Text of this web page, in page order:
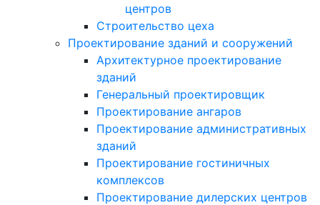
центров
Строительство цеха
Проектирование зданий и сооружений
Архитектурное проектирование
зданий
Генеральный проектировщик
Проектирование ангаров
Проектирование административных
зданий
Проектирование гостиничных
комплексов
Проектирование дилерских центров